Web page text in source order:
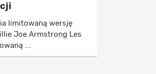
limitowaną wersję
Joe Armstrong Les
...